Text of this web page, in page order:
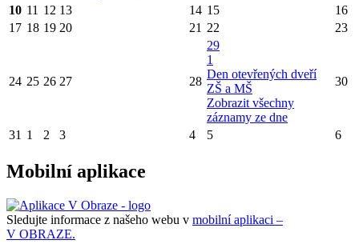
10 11 12 13 14 15
16
17 18 19 20 21 22 23
24 25 26 27 28
29
1
Den otevřených dveří
ZŠ a MŠ
Zobrazit všechny
záznamy ze dne
30
31 1 2 3 4 5 6
Mobilní aplikace
Sledujte informace z našeho webu v mobilní aplikaci –
V OBRAZE.